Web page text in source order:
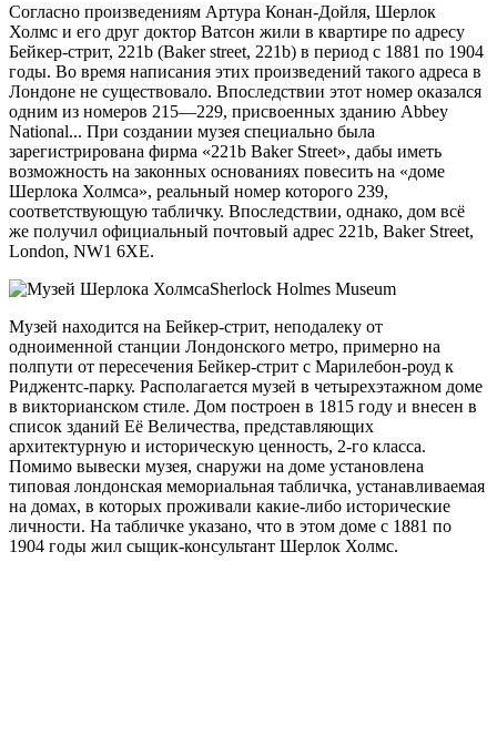
Согласно произведениям Артура Конан-Дойля, Шерлок
Холмс и его друг доктор Ватсон жили в квартире по адресу
Бейкер-стрит, 221b (Baker street, 221b) в период с 1881 по 1904
годы. Во время написания этих произведений такого адреса в
Лондоне не существовало. Впоследствии этот номер оказался
одним из номеров 215—229, присвоенных зданию Abbey
National... При создании музея специально была
зарегистрирована фирма «221b Baker Street», дабы иметь
возможность на законных основаниях повесить на «доме
Шерлока Холмса», реальный номер которого 239,
соответствующую табличку. Впоследствии, однако, дом всё
же получил официальный почтовый адрес 221b, Baker Street,
London, NW1 6XE.
Музей находится на Бейкер-стрит, неподалеку от
одноименной станции Лондонского метро, примерно на
полпути от пересечения Бейкер-стрит с Марилебон-роуд к
Риджентс-парку. Располагается музей в четырехэтажном доме
в викторианском стиле. Дом построен в 1815 году и внесен в
список зданий Её Величества, представляющих
архитектурную и историческую ценность, 2-го класса.
Помимо вывески музея, снаружи на доме установлена
типовая лондонская мемориальная табличка, устанавливаемая
на домах, в которых проживали какие-либо исторические
личности. На табличке указано, что в этом доме с 1881 по
1904 годы жил сыщик-консультант Шерлок Холмс.